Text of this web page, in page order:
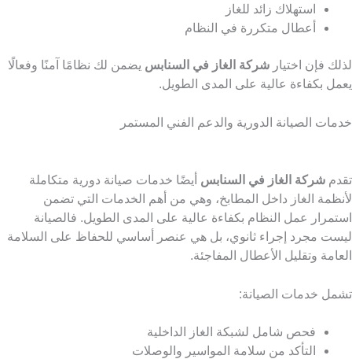
استهلاك زائد للغاز
أعطال متكررة في النظام
لذلك فإن اختيار شركة الغاز في السنابس يضمن لك نظامًا آمنًا وفعالًا
يعمل بكفاءة عالية على المدى الطويل.
خدمات الصيانة الدورية والدعم الفني المستمر
تقدم شركة الغاز في السنابس أيضًا خدمات صيانة دورية متكاملة
لأنظمة الغاز داخل المطابخ، وهي من أهم الخدمات التي تضمن
استمرار عمل النظام بكفاءة عالية على المدى الطويل. فالصيانة
ليست مجرد إجراء ثانوي، بل هي عنصر أساسي للحفاظ على السلامة
العامة وتقليل الأعطال المفاجئة.
تشمل خدمات الصيانة:
فحص شامل لشبكة الغاز الداخلية
التأكد من سلامة المواسير والوصلات